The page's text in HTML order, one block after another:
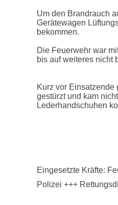
Um den Brandrauch
Gerätewagen
bekommen.
Die Feuerwehr war
bis auf weiteres nicht
Kurz vor
gestürzt und kam
Lederhandschuhen
Eingesetzte Kräfte:
Polizei +++